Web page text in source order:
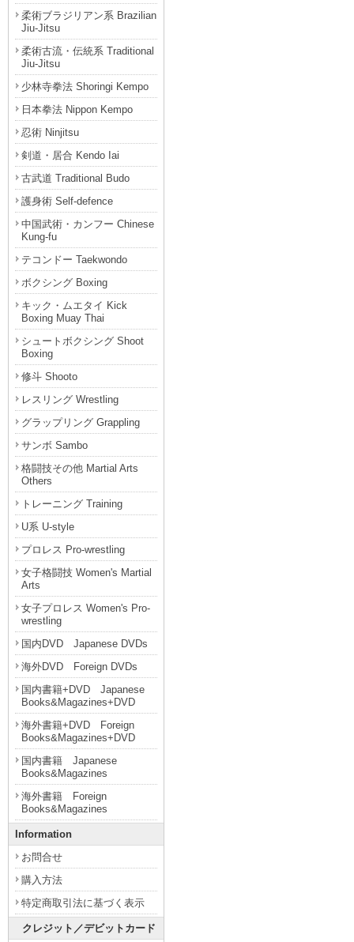
柔術ブラジリアン系 Brazilian
Jiu-Jitsu
柔術古流・伝統系 Traditional
Jiu-Jitsu
少林寺拳法 Shoringi Kempo
日本拳法 Nippon Kempo
忍術 Ninjitsu
剣道・居合 Kendo Iai
古武道 Traditional Budo
護身術 Self-defence
中国武術・カンフー Chinese
Kung-fu
テコンドー Taekwondo
ボクシング Boxing
キック・ムエタイ Kick
Boxing Muay Thai
シュートボクシング Shoot
Boxing
修斗 Shooto
レスリング Wrestling
グラップリング Grappling
サンボ Sambo
格闘技その他 Martial Arts
Others
トレーニング Training
U系 U-style
プロレス Pro-wrestling
女子格闘技 Women's Martial
Arts
女子プロレス Women's Pro-
wrestling
国内DVD Japanese DVDs
海外DVD Foreign DVDs
国内書籍+DVD Japanese
Books&Magazines+DVD
海外書籍+DVD Foreign
Books&Magazines+DVD
国内書籍 Japanese
Books&Magazines
海外書籍 Foreign
Books&Magazines
Information
お問合せ
購入方法
特定商取引法に基づく表示
クレジット／デビットカード